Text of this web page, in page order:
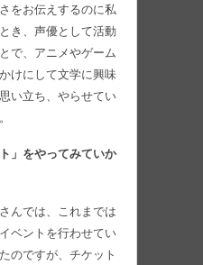
をお伝えするのに私
き、声優として活動
で、アニメやゲーム
けにして文学に興味
い立ち、やらせてい
」をやってみていか
んでは、これまでは
ベントを行わせてい
のですが、チケット